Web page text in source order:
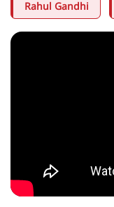
Rahul Gandhi